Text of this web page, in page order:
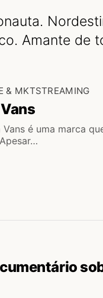
Amante de
& MKTSTREAMING
é uma marca